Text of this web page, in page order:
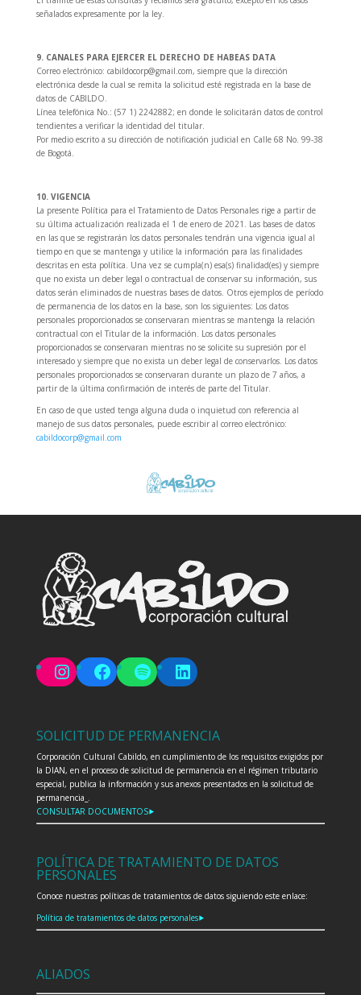
señalados expresamente por la ley.
9. CANALES PARA EJERCER EL DERECHO DE HABEAS DATA
Correo electrónico: cabildocorp@gmail.com, siempre que la dirección
electrónica desde la cual se remita la solicitud esté registrada en la base de
datos de CABILDO.
Línea telefónica No.: (57 1) 2242882; en donde le solicitarán datos de control
tendientes a verificar la identidad del titular.
Por medio escrito a su dirección de notificación judicial en Calle 68 No. 99-38
de Bogotá.
10. VIGENCIA
La presente Política para el Tratamiento de Datos Personales rige a partir de
su última actualización realizada el 1 de enero de 2021. Las bases de datos
en las que se registrarán los datos personales tendrán una vigencia igual al
tiempo en que se mantenga y utilice la información para las finalidades
descritas en esta política. Una vez se cumpla(n) esa(s) finalidad(es) y siempre
que no exista un deber legal o contractual de conservar su información, sus
datos serán eliminados de nuestras bases de datos. Otros ejemplos de período
de permanencia de los datos en la base, son los siguientes: Los datos
personales proporcionados se conservaran mientras se mantenga la relación
contractual con el Titular de la información. Los datos personales
proporcionados se conservaran mientras no se solicite su supresión por el
interesado y siempre que no exista un deber legal de conservarlos. Los datos
personales proporcionados se conservaran durante un plazo de 7 años, a
partir de la última confirmación de interés de parte del Titular.
En caso de que usted tenga alguna duda o inquietud con referencia al
manejo de sus datos personales, puede escribir al correo electrónico:
cabildocorp@gmail.com
Instagram
FacebookSpotifyLinkedIn
SOLICITUD DE PERMANENCIA
Corporación Cultural Cabildo, en cumplimiento de los requisitos exigidos por
la DIAN, en el proceso de solicitud de permanencia en el régimen tributario
especial, publica la información y sus anexos presentados en la solicitud de
permanencia_.
CONSULTAR DOCUMENTOS⯈
POLÍTICA DE TRATAMIENTO DE DATOS
PERSONALES
Conoce nuestras políticas de tratamientos de datos siguiendo este enlace:
Política de tratamientos de datos personales⯈
ALIADOS